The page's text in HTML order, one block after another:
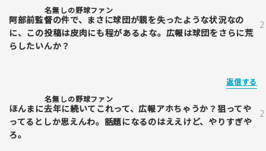
名無しの野球ファン
阿部前監督の件で、まさに球団が親を失ったような状況なの
に、この投稿は皮肉にも程があるよな。広報は球団をさらに荒
らしたいんか？
返信する
名無しの野球ファン
ほんまに去年に続いてこれって、広報アホちゃうか？狙ってや
ってるとしか思えんわ。話題になるのはええけど、やりすぎや
ろ。